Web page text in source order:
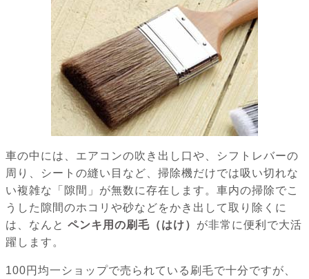
車の中には、エアコンの吹き出し口や、シフトレバーの
周り、シートの縫い目など、掃除機だけでは吸い切れな
い複雑な「隙間」が無数に存在します。車内の掃除でこ
うした隙間のホコリや砂などをかき出して取り除くに
は、なんと ペンキ用の刷毛（はけ） が非常に便利で大活
躍します。
100円均一ショップで売られている刷毛で十分ですが、